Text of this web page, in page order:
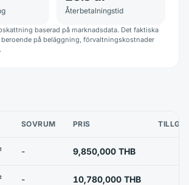
Återbetalningstid
baserad på marknadsdata. Det faktiska
på beläggning, förvaltningskostnader
SOVRUM PRIS
- 9,850,000 THB
- 10,780,000 THB